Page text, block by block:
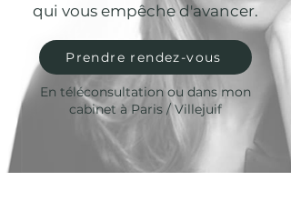
qui vous empêche d'avancer.
Prendre rendez-vous
En téléconsultation ou dans mon
cabinet à Paris / Villejuif